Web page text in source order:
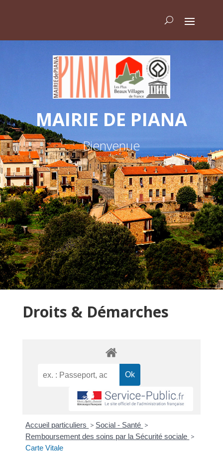
MAIRIE DE PIANA
Bienvenue
Droits & Démarches
Accueil particuliers > Social - Santé >
Remboursement des soins par la Sécurité sociale >
Carte Vitale